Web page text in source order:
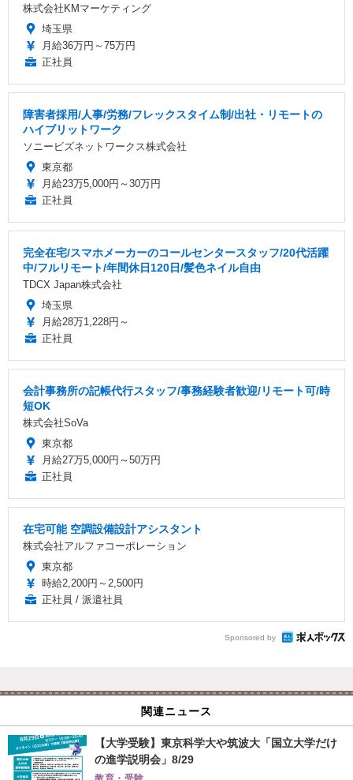
株式会社KMマーケティング
埼玉県
月給36万円～75万円
正社員
障害者採用/人事/労務/フレックスタイム制/出社・リモートの
ハイブリットワーク
ソニービズネットワークス株式会社
東京都
月給23万5,000円～30万円
正社員
完全在宅/スマホメーカーのコールセンタースタッフ/20代活躍
中/フルリモート/年間休日120日/髪色ネイル自由
TDCX Japan株式会社
埼玉県
月給28万1,228円～
正社員
会計事務所の記帳代行スタッフ/事務経験者歓迎/リモート可/時
短OK
株式会社SoVa
東京都
月給27万5,000円～50万円
正社員
在宅可能 空調設備設計アシスタント
株式会社アルファコーポレーション
東京都
時給2,200円～2,500円
正社員 / 派遣社員
Sponsored by
関連ニュース
【大学受験】東京科学大や筑波大「国立大学だけ
の進学説明会」8/29